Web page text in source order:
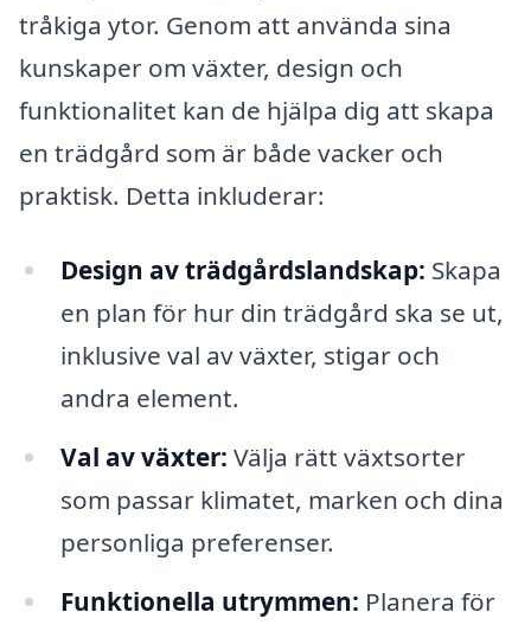
tråkiga ytor. Genom att använda sina
kunskaper om växter, design och
funktionalitet kan de hjälpa dig att skapa
en trädgård som är både vacker och
praktisk. Detta inkluderar:
Design av trädgårdslandskap: Skapa
en plan för hur din trädgård ska se ut,
inklusive val av växter, stigar och
andra element.
Val av växter: Välja rätt växtsorter
som passar klimatet, marken och dina
personliga preferenser.
Funktionella utrymmen: Planera för